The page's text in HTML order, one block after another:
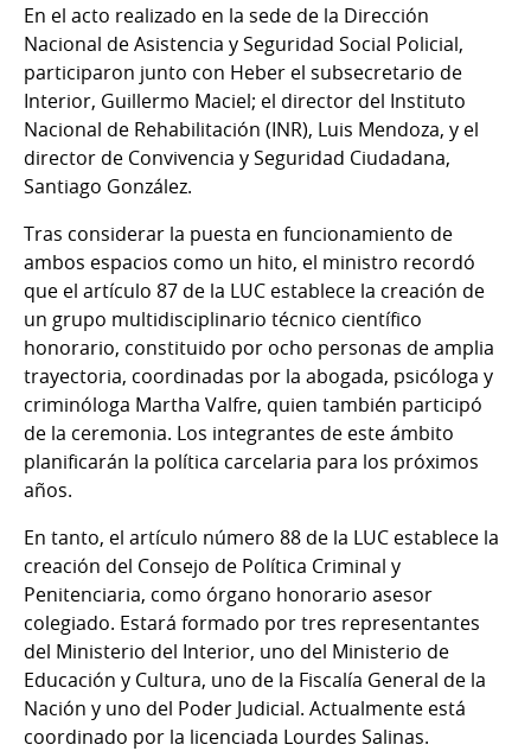
En el acto realizado en la sede de la Dirección
Nacional de Asistencia y Seguridad Social Policial,
participaron junto con Heber el subsecretario de
Interior, Guillermo Maciel; el director del Instituto
Nacional de Rehabilitación (INR), Luis Mendoza, y el
director de Convivencia y Seguridad Ciudadana,
Santiago González.
Tras considerar la puesta en funcionamiento de
ambos espacios como un hito, el ministro recordó
que el artículo 87 de la LUC establece la creación de
un grupo multidisciplinario técnico científico
honorario, constituido por ocho personas de amplia
trayectoria, coordinadas por la abogada, psicóloga y
criminóloga Martha Valfre, quien también participó
de la ceremonia. Los integrantes de este ámbito
planificarán la política carcelaria para los próximos
años.
En tanto, el artículo número 88 de la LUC establece la
creación del Consejo de Política Criminal y
Penitenciaria, como órgano honorario asesor
colegiado. Estará formado por tres representantes
del Ministerio del Interior, uno del Ministerio de
Educación y Cultura, uno de la Fiscalía General de la
Nación y uno del Poder Judicial. Actualmente está
coordinado por la licenciada Lourdes Salinas.